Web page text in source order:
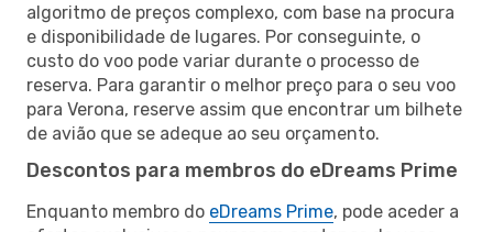
algoritmo de preços complexo, com base na procura
e disponibilidade de lugares. Por conseguinte, o
custo do voo pode variar durante o processo de
reserva. Para garantir o melhor preço para o seu voo
para Verona, reserve assim que encontrar um bilhete
de avião que se adeque ao seu orçamento.
Descontos para membros do eDreams Prime
Enquanto membro do eDreams Prime, pode aceder a